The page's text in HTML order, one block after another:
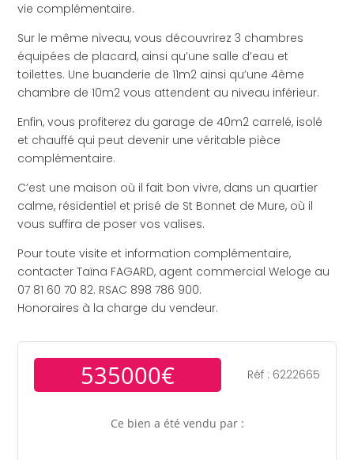
vie complémentaire.
Sur le même niveau, vous découvrirez 3 chambres
équipées de placard, ainsi qu’une salle d’eau et
toilettes. Une buanderie de 11m2 ainsi qu’une 4ème
chambre de 10m2 vous attendent au niveau inférieur.
Enfin, vous profiterez du garage de 40m2 carrelé, isolé
et chauffé qui peut devenir une véritable pièce
complémentaire.
C’est une maison où il fait bon vivre, dans un quartier
calme, résidentiel et prisé de St Bonnet de Mure, où il
vous suffira de poser vos valises.
Pour toute visite et information complémentaire,
contacter Taïna FAGARD, agent commercial Weloge au
07 81 60 70 82. RSAC 898 786 900.
Honoraires à la charge du vendeur.
535000€ Réf : 6222665
Ce bien a été vendu par :